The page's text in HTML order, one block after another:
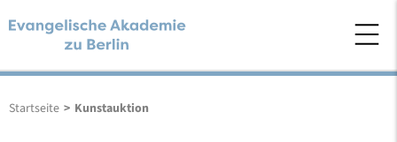
Startseite > Kunstauktion